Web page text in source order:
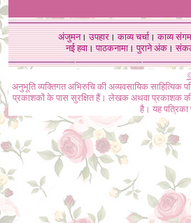
अंजुमन।उपहार।काव्य चर्चा।काव्य संगम
नई हवा। पाठकनामा। पुराने अंक।
अनुभूति व्यक्तिगत अभिरुचि की अव्यवसायिक
प्रकाशकों के पास सुरक्षित हैं। लेखक अथवा प्रकाशक की
है। यह पत्रिका